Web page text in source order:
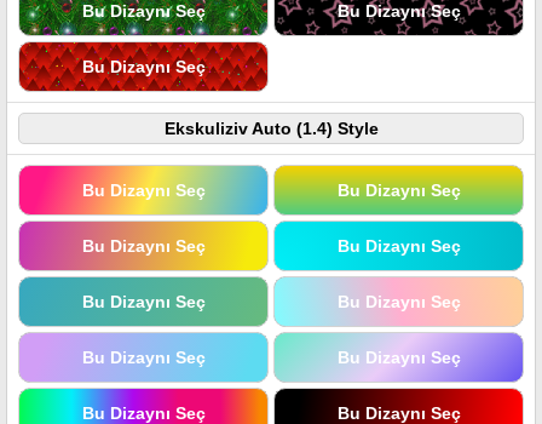
Bu Dizaynı Seç Bu Dizaynı Seç
Bu Dizaynı Seç
Ekskuliziv Auto (1.4) Style
Bu Dizaynı Seç Bu Dizaynı Seç
Bu Dizaynı Seç Bu Dizaynı Seç
Bu Dizaynı Seç Bu Dizaynı Seç
Bu Dizaynı Seç Bu Dizaynı Seç
Bu Dizaynı Seç Bu Dizaynı Seç